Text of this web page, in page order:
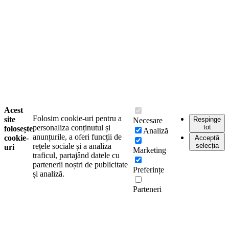
Acest
site
folosește
cookie-
uri
Folosim cookie-uri pentru a
personaliza conținutul și
anunțurile, a oferi funcții de
rețele sociale și a analiza
traficul, partajând datele cu
partenerii noștri de publicitate
și analiză.
Necesare
Analiză
Marketing
Preferințe
Parteneri
Respinge
tot
Acceptă
selecția